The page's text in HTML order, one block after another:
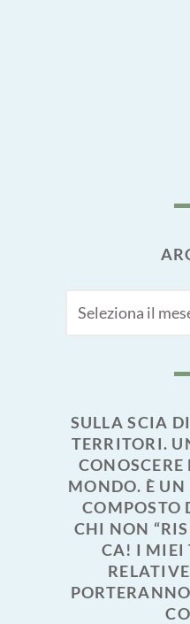
SULLA SCIA
TERRITORI.
CONOSCERE
MONDO. È
COMPOSTO
CHI NON
CA! I MIEI